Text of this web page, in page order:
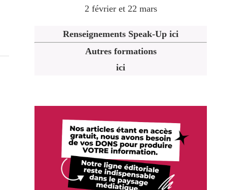
2 février et 22 mars
Renseignements Speak-Up ici
Autres formations
ici